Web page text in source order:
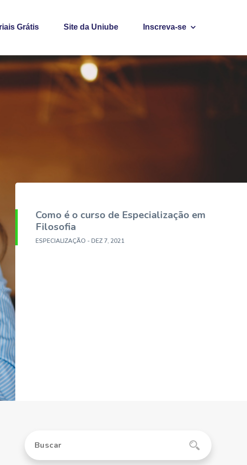
Grátis Site da Uniube Inscreva-se
Como é o curso de Especialização em
Filosofia
ESPECIALIZAÇÃO - DEZ 7, 2021